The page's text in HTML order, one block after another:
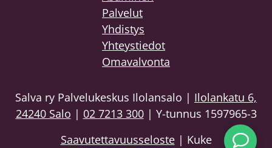
Palvelut
Yhdistys
Yhteystiedot
Omavalvonta
Salva ry Palvelukeskus Ilolansalo | Ilolankatu 6,
24240 Salo | 02 7213 300| Y-tunnus 1597965-3
Saavutettavuusseloste| Kuke